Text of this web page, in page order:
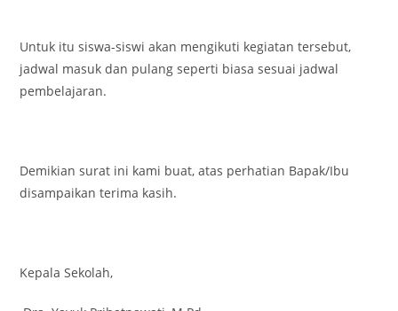
Untuk itu siswa-siswi akan mengikuti kegiatan tersebut,
jadwal masuk dan pulang seperti biasa sesuai jadwal
pembelajaran.
Demikian surat ini kami buat, atas perhatian Bapak/Ibu
disampaikan terima kasih.
Kepala Sekolah,